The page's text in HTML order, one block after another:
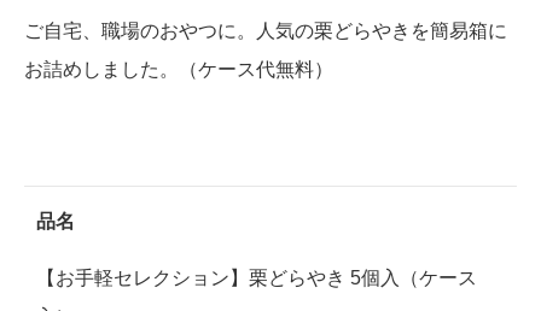
ご自宅、職場のおやつに。人気の栗どらやきを簡易箱に
お詰めしました。（ケース代無料）
品名
【お手軽セレクション】栗どらやき 5個入（ケース